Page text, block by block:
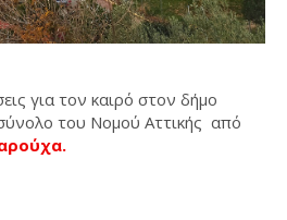
για τον καιρό στον δήμο
του Νομού Αττικής από